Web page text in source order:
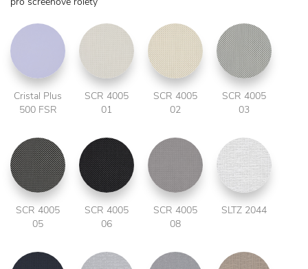
Cristal Plus
500 FSR
SCR 4005
01
SCR 4005
02
SCR 4005
03
SCR 4005
05
SCR 4005
06
SCR 4005
08
SLTZ 2044